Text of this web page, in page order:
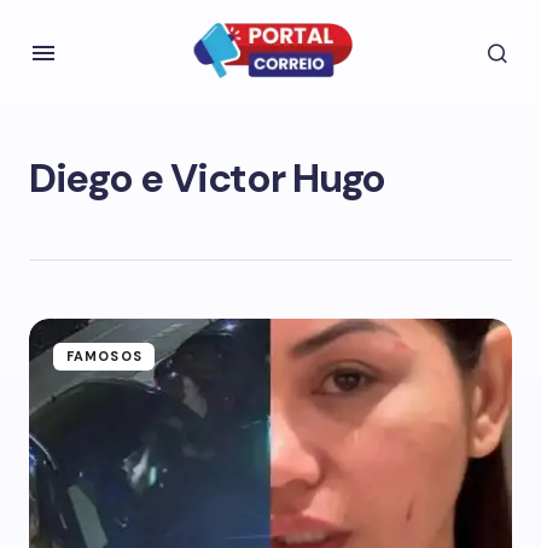
Diego e Victor Hugo
FAMOSOS